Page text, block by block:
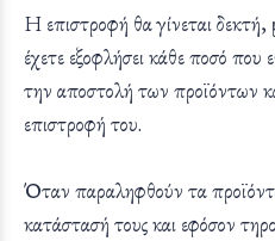
Η επιστροφή θα γίνεται
έχετε εξοφλήσει κάθε ποσό που
την αποστολή των προϊόντων
επιστροφή του.
Όταν παραληφθούν τα
κατάστασή τους και εφόσον